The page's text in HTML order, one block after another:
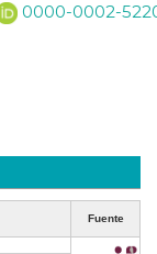
0000-0002-
Fuente